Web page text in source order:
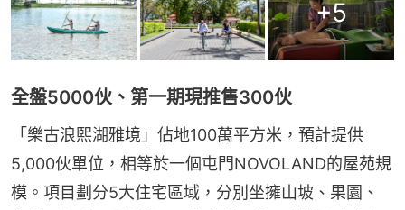
+5
全盤5000伙、第一期現推售300伙
「樂古浪熙湖雅境」佔地100萬平方米，預計提供
5,000伙單位，相等於一個屯門NOVOLAND的屋苑規
模。項目劃分5大住宅區域，分別坐擁山坡、果園、